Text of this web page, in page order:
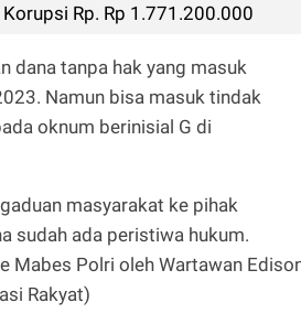
Rp. Rp 1.771.200.000
dana tanpa hak yang masuk
Namun bisa masuk tindak
oknum berinisial G di
masyarakat ke pihak
sudah ada peristiwa hukum.
Mabes Polri oleh Wartawan
Rakyat)